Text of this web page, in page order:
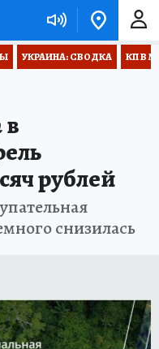
УКРАИНА: СВОДКА КП В
в
рублей
снизилась